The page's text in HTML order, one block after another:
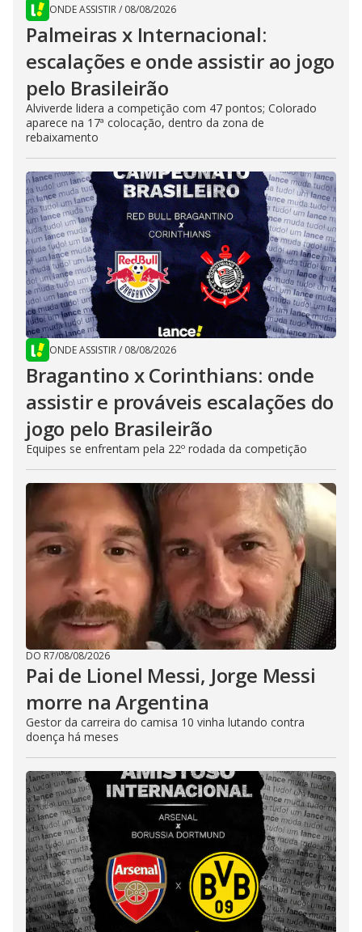
ONDE ASSISTIR/ 08/08/2026
Palmeiras x Internacional:
escalações e onde assistir ao jogo
pelo Brasileirão
Alviverde lidera a competição com 47 pontos; Colorado
aparece na 17ª colocação, dentro da zona de
rebaixamento
ONDE ASSISTIR/ 08/08/2026
Bragantino x Corinthians: onde
assistir e prováveis escalações do
jogo pelo Brasileirão
Equipes se enfrentam pela 22º rodada da competição
DO R7/08/08/2026
Pai de Lionel Messi, Jorge Messi
morre na Argentina
Gestor da carreira do camisa 10 vinha lutando contra
doença há meses